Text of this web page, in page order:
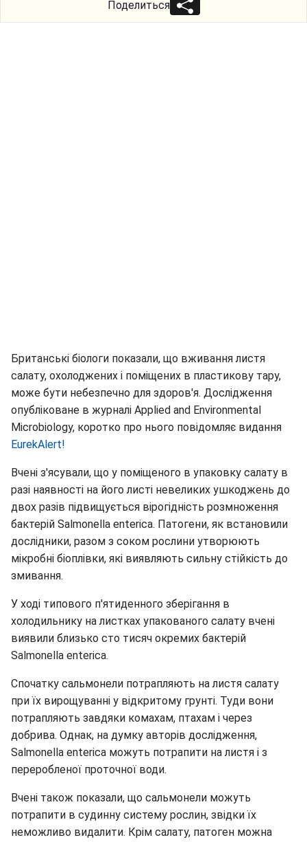
Поделиться
Британські біологи показали, що вживання листя
салату, охолоджених і поміщених в пластикову тару,
може бути небезпечно для здоров'я. Дослідження
опубліковане в журналі Applied and Environmental
Microbiology, коротко про нього повідомляє видання
EurekAlert!
Вчені з'ясували, що у поміщеного в упаковку салату в
разі наявності на його листі невеликих ушкоджень до
двох разів підвищується вірогідність розмноження
бактерій Salmonella enterica. Патогени, як встановили
дослідники, разом з соком рослини утворюють
мікробні біоплівки, які виявляють сильну стійкість до
змивання.
У ході типового п'ятиденного зберігання в
холодильнику на листках упакованого салату вчені
виявили близько сто тисяч окремих бактерій
Salmonella enterica.
Спочатку сальмонели потрапляють на листя салату
при їх вирощуванні у відкритому грунті. Туди вони
потрапляють завдяки комахам, птахам і через
добрива. Однак, на думку авторів дослідження,
Salmonella enterica можуть потрапити на листя і з
переробленої проточної води.
Вчені також показали, що сальмонели можуть
потрапити в судинну систему рослин, звідки їх
неможливо видалити. Крім салату, патоген можна